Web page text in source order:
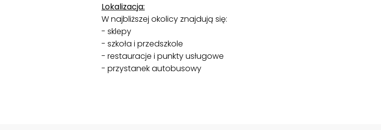
Lokalizacja:
W najbliższej okolicy znajdują się:
- sklepy
- szkoła i przedszkole
- restauracje i punkty usługowe
- przystanek autobusowy